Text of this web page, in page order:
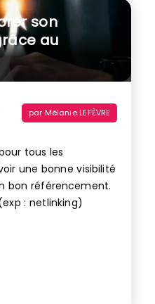
son
au
par Mélanie LEFÈVRE
tous les
une bonne visibilité
bon référencement.
: netlinking)